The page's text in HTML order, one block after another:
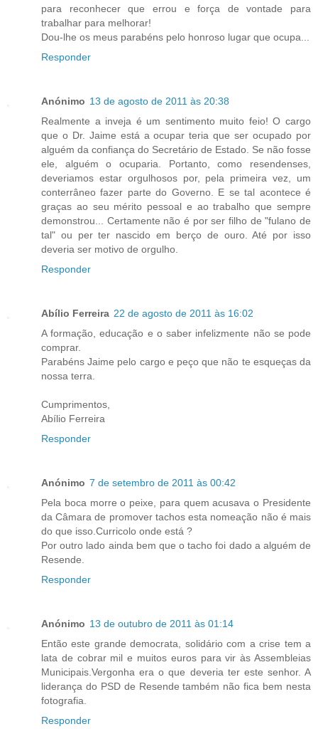
para reconhecer que errou e força de vontade para
trabalhar para melhorar!
Dou-lhe os meus parabéns pelo honroso lugar que ocupa...
Responder
Anónimo 13 de agosto de 2011 às 20:38
Realmente a inveja é um sentimento muito feio! O cargo
que o Dr. Jaime está a ocupar teria que ser ocupado por
alguém da confiança do Secretário de Estado. Se não fosse
ele, alguém o ocuparia. Portanto, como resendenses,
deveriamos estar orgulhosos por, pela primeira vez, um
conterrâneo fazer parte do Governo. E se tal acontece é
graças ao seu mérito pessoal e ao trabalho que sempre
demonstrou... Certamente não é por ser filho de "fulano de
tal" ou per ter nascido em berço de ouro. Até por isso
deveria ser motivo de orgulho.
Responder
Abílio Ferreira 22 de agosto de 2011 às 16:02
A formação, educação e o saber infelizmente não se pode
comprar.
Parabéns Jaime pelo cargo e peço que não te esqueças da
nossa terra.
Cumprimentos,
Abílio Ferreira
Responder
Anónimo 7 de setembro de 2011 às 00:42
Pela boca morre o peixe, para quem acusava o Presidente
da Câmara de promover tachos esta nomeação não é mais
do que isso.Curricolo onde está ?
Por outro lado ainda bem que o tacho foi dado a alguém de
Resende.
Responder
Anónimo 13 de outubro de 2011 às 01:14
Então este grande democrata, solidário com a crise tem a
lata de cobrar mil e muitos euros para vir às Assembleias
Municipais.Vergonha era o que deveria ter este senhor. A
liderança do PSD de Resende também não fica bem nesta
fotografia.
Responder